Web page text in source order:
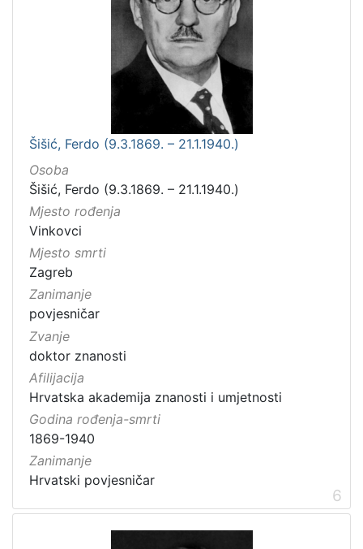
Šišić, Ferdo (9.3.1869. – 21.1.1940.)
Osoba
Šišić, Ferdo (9.3.1869. – 21.1.1940.)
Mjesto rođenja
Vinkovci
Mjesto smrti
Zagreb
Zanimanje
povjesničar
Zvanje
doktor znanosti
Afilijacija
Hrvatska akademija znanosti i umjetnosti
Godina rođenja-smrti
1869-1940
Zanimanje
Hrvatski povjesničar
6